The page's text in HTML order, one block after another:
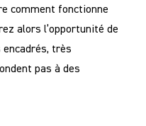
comment fonctionne
alors l’opportunité de
très
pas à des